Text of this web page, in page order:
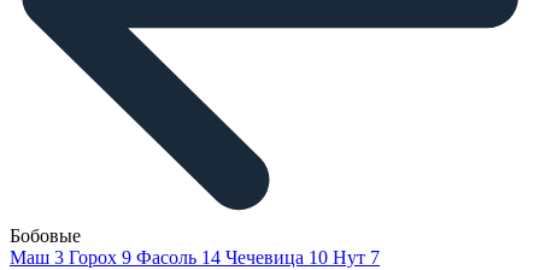
Бобовые
Маш 3 Горох 9 Фасоль 14 Чечевица 10 Нут 7